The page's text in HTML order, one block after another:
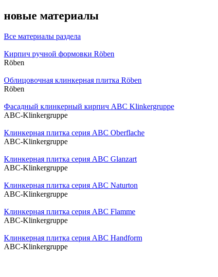
новые материалы
Все материалы раздела
Кирпич ручной формовки Röben
Röben
Облицовочная клинкерная плитка Röben
Röben
Фасадный клинкерный кирпич ABC Klinkergruppe
ABC-Klinkergruppe
Клинкерная плитка серия ABC Oberflache
ABC-Klinkergruppe
Клинкерная плитка серия ABC Glanzart
ABC-Klinkergruppe
Клинкерная плитка серия ABC Naturton
ABC-Klinkergruppe
Клинкерная плитка серия ABC Flamme
ABC-Klinkergruppe
Клинкерная плитка серия ABC Handform
ABC-Klinkergruppe